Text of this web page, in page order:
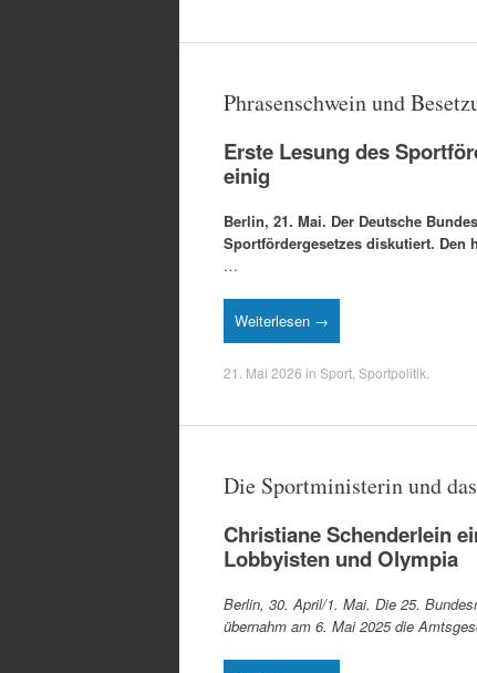
Phrasenschwein und
Erste Lesung des
einig
Berlin, 21. Mai. Der Deutsche
Sportfördergesetzes diskutiert. Den
…
Weiterlesen →
21. Mai 2026 in Sport Sportpolitik
Die Sportministerin und
Christiane Schenderlein
Lobbyisten und Olympia
Berlin, 30. April/1. Mai. Die 25.
übernahm am 6. Mai 2025 die